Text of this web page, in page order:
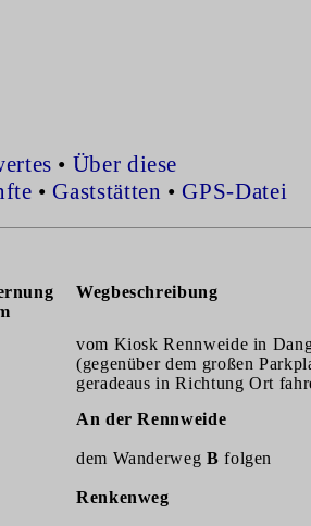
• Über diese
• Gaststätten • GPS-Datei
Wegbeschreibung
vom Kiosk Rennweide in
(gegenüber dem großen
geradeaus in Richtung Ort
An der Rennweide
dem Wanderweg B folgen
Renkenweg